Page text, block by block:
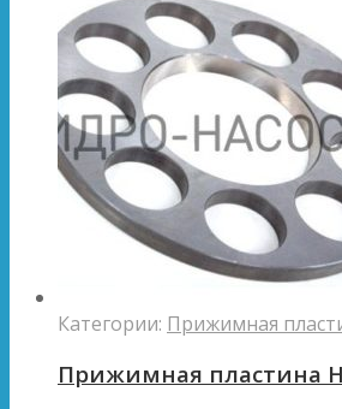
Категории: Прижимная
Прижимная пластина